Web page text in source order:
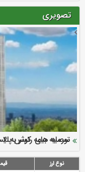
تصویری
ارزش سهام عدالت
سرمایه بیمه کوثر به ۴ همت می‌رسد
نود ثانیه با فولاد
تقدیر دبیرکل سندیکای
رازی
توصیه های رئیس
پیشگیری از سرقت های
نوع ارز